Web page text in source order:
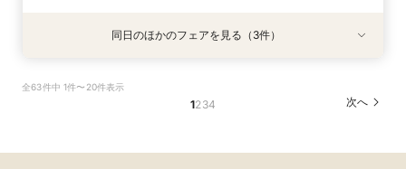
特典あり
9/3
ごと相談*特典付
特典あり
9/3
ディング体感×試食
特典あり
9/3
新プラン×試食付
同日のほかのフェアを見る（3件）
全63件中 1件〜20件表示
1234 次へ